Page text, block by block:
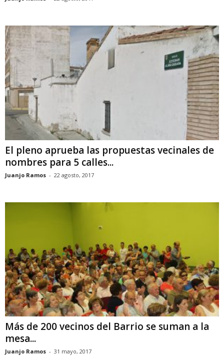
El pleno aprueba las propuestas vecinales de
nombres para 5 calles...
Juanjo Ramos - 22 agosto, 2017
Más de 200 vecinos del Barrio se suman a la
mesa...
Juanjo Ramos - 31 mayo, 2017